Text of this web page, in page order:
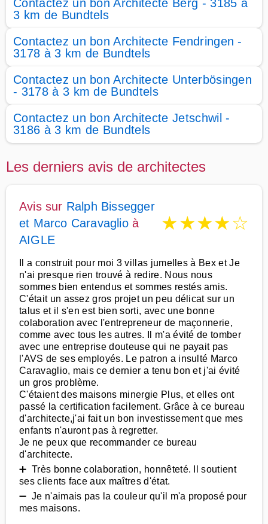
Contactez un bon Architecte Berg - 3185 à
3 km de Bundtels
Contactez un bon Architecte Fendringen -
3178 à 3 km de Bundtels
Contactez un bon Architecte Unterbösingen
- 3178 à 3 km de Bundtels
Contactez un bon Architecte Jetschwil -
3186 à 3 km de Bundtels
Les derniers avis de architectes
Avis sur Ralph Bissegger
et Marco Caravaglioà
AIGLE
★★★★☆
Il a construit pour moi 3 villas jumelles à Bex et Je
n'ai presque rien trouvé à redire. Nous nous
sommes bien entendus et sommes restés amis.
C'était un assez gros projet un peu délicat sur un
talus et il s'en est bien sorti, avec une bonne
colaboration avec l'entrepreneur de maçonnerie,
comme avec tous les autres. Il m'a évité de tomber
avec une entreprise douteuse qui ne payait pas
l'AVS de ses employés. Le patron a insulté Marco
Caravaglio, mais ce dernier a tenu bon et j'ai évité
un gros problème.
C'étaient des maisons minergie Plus, et elles ont
passé la certification facilement. Grâce à ce bureau
d'architecte,j'ai fait un bon investissement que mes
enfants n'auront pas à regretter.
Je ne peux que recommander ce bureau
d'architecte.
➕ Très bonne colaboration, honnêteté. Il soutient
ses clients face aux maîtres d'état.
➖ Je n'aimais pas la couleur qu'il m'a proposé pour
mes maisons.